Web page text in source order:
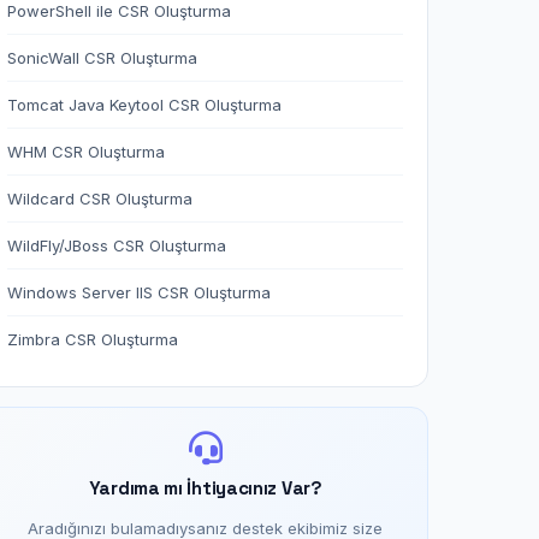
PowerShell ile CSR Oluşturma
SonicWall CSR Oluşturma
Tomcat Java Keytool CSR Oluşturma
WHM CSR Oluşturma
Wildcard CSR Oluşturma
WildFly/JBoss CSR Oluşturma
Windows Server IIS CSR Oluşturma
Zimbra CSR Oluşturma
Yardıma mı İhtiyacınız Var?
Aradığınızı bulamadıysanız destek ekibimiz size